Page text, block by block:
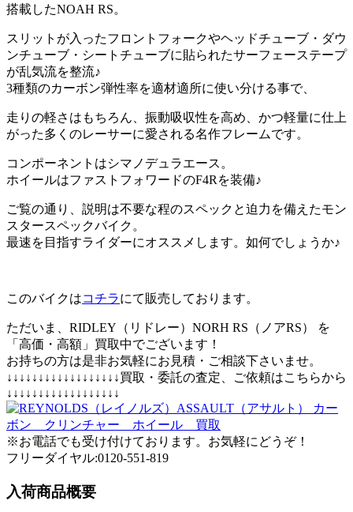
搭載したNOAH RS。
スリットが入ったフロントフォークやヘッドチューブ・ダウ
ンチューブ・シートチューブに貼られたサーフェーステープ
が乱気流を整流♪
3種類のカーボン弾性率を適材適所に使い分ける事で、
走りの軽さはもちろん、振動吸収性を高め、かつ軽量に仕上
がった多くのレーサーに愛される名作フレームです。
コンポーネントはシマノデュラエース。
ホイールはファストフォワードのF4Rを装備♪
ご覧の通り、説明は不要な程のスペックと迫力を備えたモン
スタースペックバイク。
最速を目指すライダーにオススメします。如何でしょうか♪
このバイクはコチラにて販売しております。
ただいま、RIDLEY（リドレー）NORH RS（ノアRS） を
「高価・高額」買取中でございます！
お持ちの方は是非お気軽にお見積・ご相談下さいませ。
↓↓↓↓↓↓↓↓↓↓↓↓↓↓↓↓↓↓買取・委託の査定、ご依頼はこちらから
↓↓↓↓↓↓↓↓↓↓↓↓↓↓↓↓↓↓
※お電話でも受け付けております。お気軽にどうぞ！
フリーダイヤル:0120-551-819
入荷商品概要